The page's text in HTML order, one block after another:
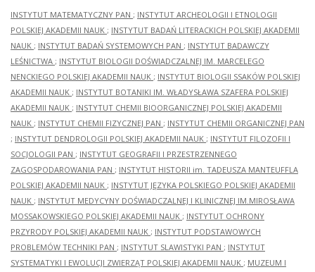
INSTYTUT MATEMATYCZNY PAN ; INSTYTUT ARCHEOLOGII I ETNOLOGII
POLSKIEJ AKADEMII NAUK ; INSTYTUT BADAŃ LITERACKICH POLSKIEJ AKADEMII
NAUK ; INSTYTUT BADAŃ SYSTEMOWYCH PAN ; INSTYTUT BADAWCZY
LEŚNICTWA ; INSTYTUT BIOLOGII DOŚWIADCZALNEJ IM. MARCELEGO
NENCKIEGO POLSKIEJ AKADEMII NAUK ; INSTYTUT BIOLOGII SSAKÓW POLSKIEJ
AKADEMII NAUK ; INSTYTUT BOTANIKI IM. WŁADYSŁAWA SZAFERA POLSKIEJ
AKADEMII NAUK ; INSTYTUT CHEMII BIOORGANICZNEJ POLSKIEJ AKADEMII
NAUK ; INSTYTUT CHEMII FIZYCZNEJ PAN ; INSTYTUT CHEMII ORGANICZNEJ PAN
; INSTYTUT DENDROLOGII POLSKIEJ AKADEMII NAUK ; INSTYTUT FILOZOFII I
SOCJOLOGII PAN ; INSTYTUT GEOGRAFII I PRZESTRZENNEGO
ZAGOSPODAROWANIA PAN ; INSTYTUT HISTORII im. TADEUSZA MANTEUFFLA
POLSKIEJ AKADEMII NAUK ; INSTYTUT JĘZYKA POLSKIEGO POLSKIEJ AKADEMII
NAUK ; INSTYTUT MEDYCYNY DOŚWIADCZALNEJ I KLINICZNEJ IM.MIROSŁAWA
MOSSAKOWSKIEGO POLSKIEJ AKADEMII NAUK ; INSTYTUT OCHRONY
PRZYRODY POLSKIEJ AKADEMII NAUK ; INSTYTUT PODSTAWOWYCH
PROBLEMÓW TECHNIKI PAN ; INSTYTUT SLAWISTYKI PAN ; INSTYTUT
SYSTEMATYKI I EWOLUCJI ZWIERZĄT POLSKIEJ AKADEMII NAUK ; MUZEUM I